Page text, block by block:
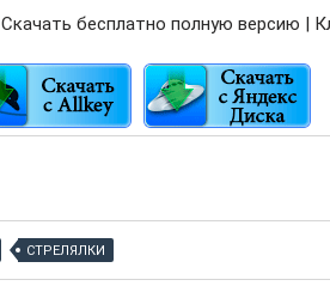
Скачать бесплатно полную версию |
СТРЕЛЯЛКИ